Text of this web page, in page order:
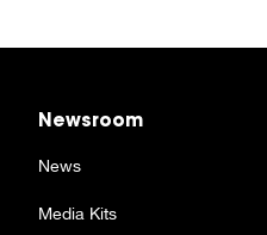
Newsroom
News
Media Kits